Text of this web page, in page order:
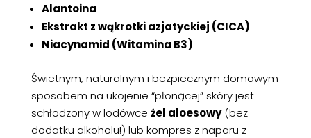
Alantoina
Ekstrakt z wąkrotki azjatyckiej (CICA)
Niacynamid (Witamina B3)
Świetnym, naturalnym i bezpiecznym domowym
sposobem na ukojenie “płonącej” skóry jest
schłodzony w lodówce żel aloesowy(bez
dodatku alkoholu!) lub kompres z naparu z